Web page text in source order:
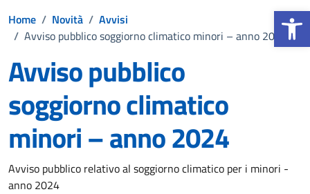
Home / Novità / Avvisi
/ Avviso pubblico soggiorno climatico minori – anno 2024
Avviso pubblico
soggiorno climatico
minori – anno 2024
Dettagli della notizia
Avviso pubblico relativo al soggiorno climatico per i minori -
anno 2024
Apri la